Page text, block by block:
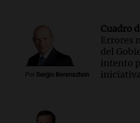
Por Sergio Berensztein
Cuadro
Errores
del
intento